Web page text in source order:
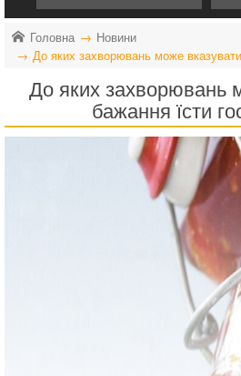
Головна
Новини
До яких захворювань може
До яких захворювань
бажання їсти